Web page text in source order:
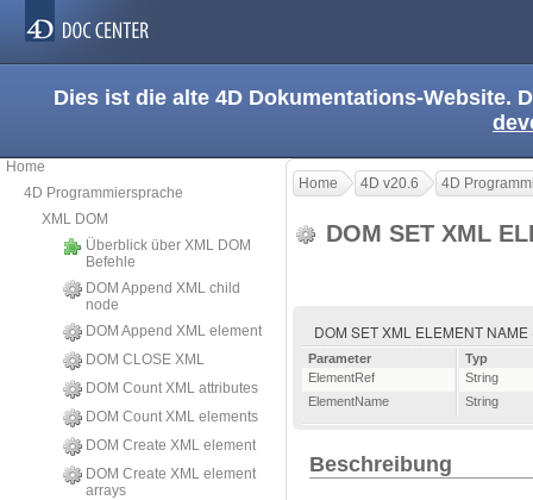
Dies ist die alte 4D Dokumentations-Website.
Home
4D Programmiersprache
XML DOM
Überblick über XML DOM
Befehle
DOM Append XML child
node
DOM Append XML element
DOM CLOSE XML
DOM Count XML attributes
DOM Count XML elements
DOM Create XML element
DOM Create XML element
arrays
Home 4D v20.6 4D
DOM SET XML
DOM SET XML ELEMENT
Parameter
Typ
ElementRef
String
ElementName
String
Beschreibung